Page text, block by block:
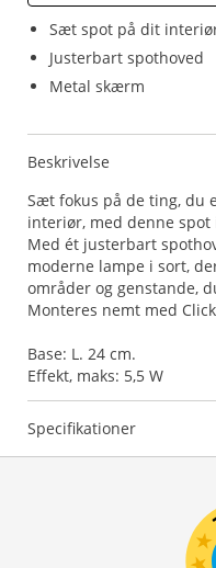
Sæt spot på dit
Justerbart spothoved
Metal skærm
Beskrivelse
Sæt fokus på de ting, du
interiør, med denne spot
Med ét justerbart
moderne lampe i sort,
områder og genstande,
Monteres nemt med
Base: L. 24 cm.
Effekt, maks: 5,5 W
Specifikationer